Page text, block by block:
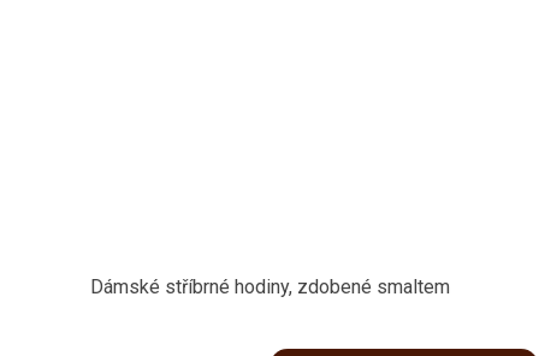
Dámské stříbrné hodiny, zdobené smaltem